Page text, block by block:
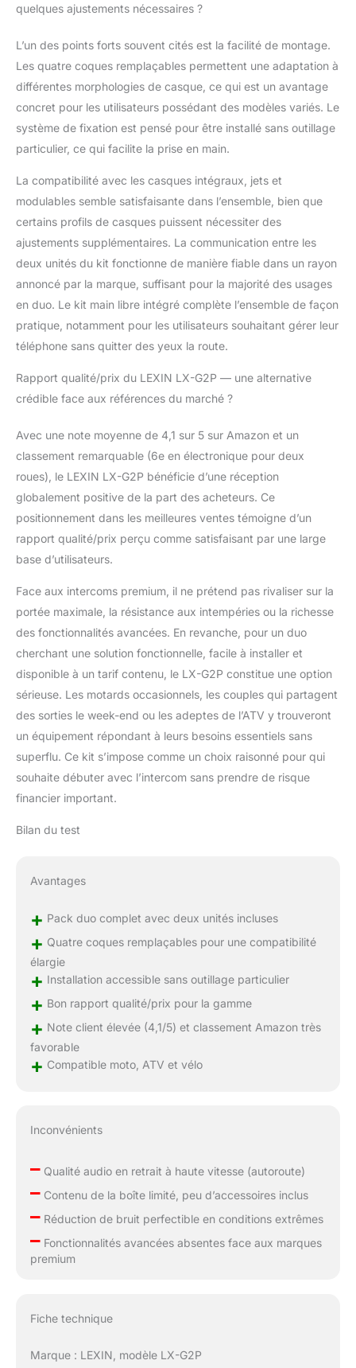
-30°C. [Longue
L'interphone moto
Bluetooth est alimenté
par une batterie
rechargeable de 800
mAh. Il offre jusqu'à 18
heures d'écoute de
musique ou 13 heures
téléphonique, et plus
d'autonomie en veille
après 2.5 heures de
charge, ce qui répond à
vos besoins lors de
quelques ajustements nécessaires ?
L’un des points forts souvent cités est la facilité de montage.
Les quatre coques remplaçables permettent une adaptation à
différentes morphologies de casque, ce qui est un avantage
concret pour les utilisateurs possédant des modèles variés. Le
système de fixation est pensé pour être installé sans outillage
particulier, ce qui facilite la prise en main.
La compatibilité avec les casques intégraux, jets et
modulables semble satisfaisante dans l’ensemble, bien que
certains profils de casques puissent nécessiter des
ajustements supplémentaires. La communication entre les
deux unités du kit fonctionne de manière fiable dans un rayon
annoncé par la marque, suffisant pour la majorité des usages
en duo. Le kit main libre intégré complète l’ensemble de façon
pratique, notamment pour les utilisateurs souhaitant gérer leur
téléphone sans quitter des yeux la route.
Rapport qualité/prix du LEXIN LX-G2P — une alternative
crédible face aux références du marché ?
Avec une note moyenne de 4,1 sur 5 sur Amazon et un
classement remarquable (6e en électronique pour deux
roues), le LEXIN LX-G2P bénéficie d’une réception
globalement positive de la part des acheteurs. Ce
positionnement dans les meilleures ventes témoigne d’un
rapport qualité/prix perçu comme satisfaisant par une large
base d’utilisateurs.
Face aux intercoms premium, il ne prétend pas rivaliser sur la
portée maximale, la résistance aux intempéries ou la richesse
des fonctionnalités avancées. En revanche, pour un duo
cherchant une solution fonctionnelle, facile à installer et
disponible à un tarif contenu, le LX-G2P constitue une option
sérieuse. Les motards occasionnels, les couples qui partagent
des sorties le week-end ou les adeptes de l’ATV y trouveront
un équipement répondant à leurs besoins essentiels sans
superflu. Ce kit s’impose comme un choix raisonné pour qui
souhaite débuter avec l’intercom sans prendre de risque
financier important.
Bilan du test
Avantages
+ Pack duo complet avec deux unités incluses
+ Quatre coques remplaçables pour une compatibilité
élargie
+ Installation accessible sans outillage particulier
+ Bon rapport qualité/prix pour la gamme
+ Note client élevée (4,1/5) et classement Amazon très
favorable
+ Compatible moto, ATV et vélo
Inconvénients
–Qualité audio en retrait à haute vitesse (autoroute)
–Contenu de la boîte limité, peu d’accessoires inclus
–Réduction de bruit perfectible en conditions extrêmes
–Fonctionnalités avancées absentes face aux marques
premium
Fiche technique
Marque : LEXIN, modèle LX-G2P